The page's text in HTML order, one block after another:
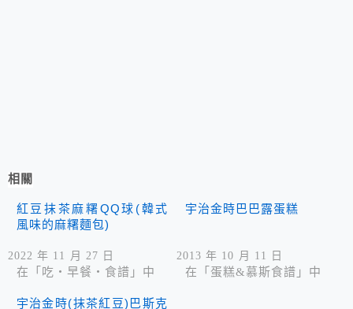
相關
紅豆抹茶麻糬QQ球(韓式
風味的麻糬麵包)
2022 年 11 月 27 日
在「吃‧早餐‧食譜」中
宇治金時巴巴露蛋糕
2013 年 10 月 11 日
在「蛋糕&慕斯食譜」中
宇治金時(抹茶紅豆)巴斯克